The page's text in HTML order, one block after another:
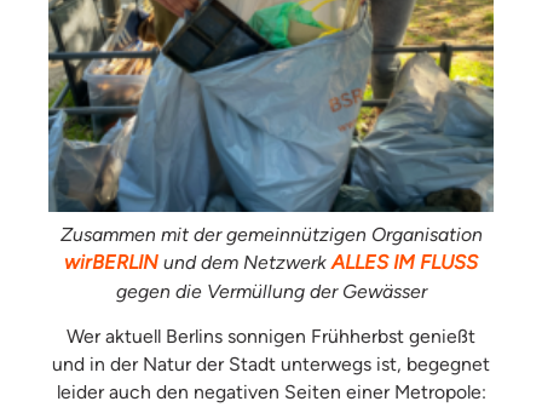
Zusammen mit der gemeinnützigen Organisation
wirBERLIN und dem NetzwerkALLES IM FLUSS
gegen die Vermüllung der Gewässer
Wer aktuell Berlins sonnigen Frühherbst genießt
und in der Natur der Stadt unterwegs ist, begegnet
leider auch den negativen Seiten einer Metropole: